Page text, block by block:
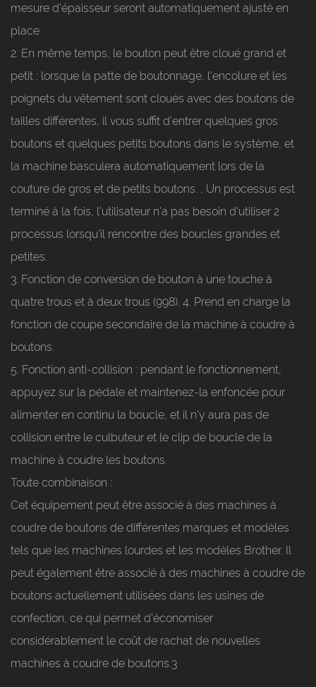
mesure d'épaisseur seront automatiquement ajusté en
place
2. En même temps, le bouton peut être cloué grand et
petit : lorsque la patte de boutonnage, l'encolure et les
poignets du vêtement sont cloués avec des boutons de
tailles différentes, il vous suffit d'entrer quelques gros
boutons et quelques petits boutons dans le système, et
la machine basculera automatiquement lors de la
couture de gros et de petits boutons. , Un processus est
terminé à la fois, l'utilisateur n'a pas besoin d'utiliser 2
processus lorsqu'il rencontre des boucles grandes et
petites.
3. Fonction de conversion de bouton à une touche à
quatre trous et à deux trous (998). 4. Prend en charge la
fonction de coupe secondaire de la machine à coudre à
boutons.
5. Fonction anti-collision : pendant le fonctionnement,
appuyez sur la pédale et maintenez-la enfoncée pour
alimenter en continu la boucle, et il n'y aura pas de
collision entre le culbuteur et le clip de boucle de la
machine à coudre les boutons.
Toute combinaison :
Cet équipement peut être associé à des machines à
coudre de boutons de différentes marques et modèles
tels que les machines lourdes et les modèles Brother. Il
peut également être associé à des machines à coudre de
boutons actuellement utilisées dans les usines de
confection, ce qui permet d'économiser
considérablement le coût de rachat de nouvelles
machines à coudre de boutons.3